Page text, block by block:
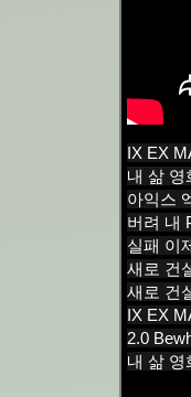
IX EX
내 삶 영
아익스
버려 내
실패 이
새로 건
새로 건
IX EX
2.0
내 삶 영